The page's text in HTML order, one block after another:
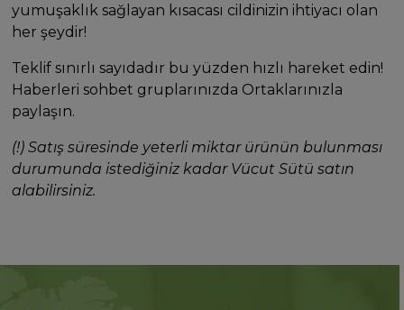
yumuşaklık sağlayan kısacası cildinizin ihtiyacı olan
her şeydir!
Teklif sınırlı sayıdadır bu yüzden hızlı hareket edin!
Haberleri sohbet gruplarınızda Ortaklarınızla
paylaşın.
(!) Satış süresinde yeterli miktar ürünün bulunması
durumunda istediğiniz kadar Vücut Sütü satın
alabilirsiniz.